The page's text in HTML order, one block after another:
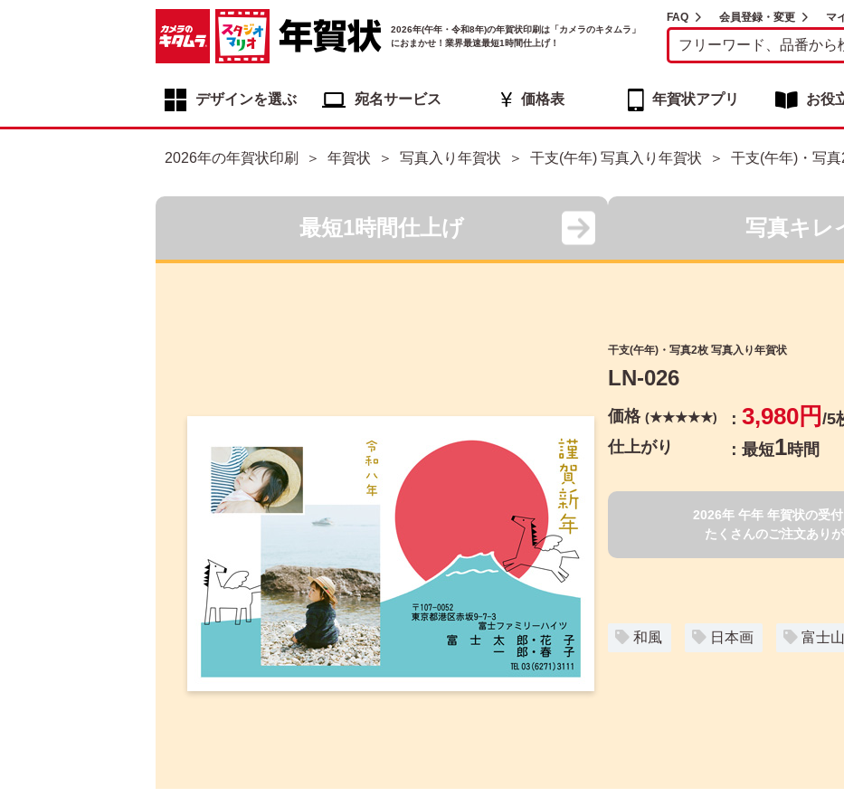
2026年(午年・令和8年)の年賀状印刷は「カメラのキタムラ」
におまかせ！業界最速最短1時間仕上げ！
FAQ 会員登録・変更 マ
デザインを選ぶ 宛名サービス 価格表 年賀状アプリ お役
2026年の年賀状印刷 年賀状 写真入り年賀状 干支(午年) 写真入り年賀状 干支(午年)・写
最短1時間仕上げ 写真キレ
干支(午年)・写真2枚 写真入り年賀状
LN-026
価格 (★★★★★) 3,980円 /5
仕上がり
最短1時間
2026年 午年 年賀状の受
たくさんのご注文あり
和風 日本画 富士山